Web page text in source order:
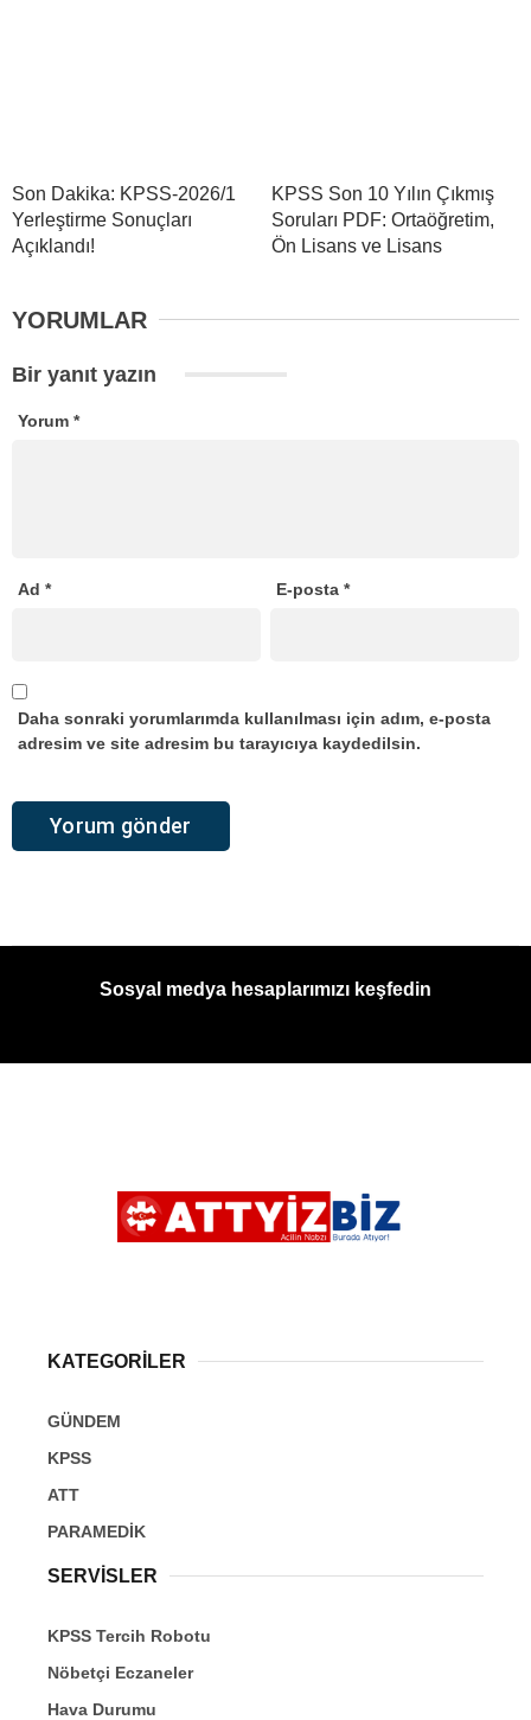
Son Dakika: KPSS-2026/1
Yerleştirme Sonuçları
Açıklandı!
KPSS Son 10 Yılın Çıkmış
Soruları PDF: Ortaöğretim,
Ön Lisans ve Lisans
YORUMLAR
Bir yanıt yazın
Yorum *
Ad * E-posta*
Daha sonraki yorumlarımda kullanılması için adım, e-posta
adresim ve site adresim bu tarayıcıya kaydedilsin.
Sosyal medya hesaplarımızı keşfedin
KATEGORİLER
GÜNDEM
KPSS
ATT
PARAMEDİK
SERVİSLER
KPSS Tercih Robotu
Nöbetçi Eczaneler
Hava Durumu